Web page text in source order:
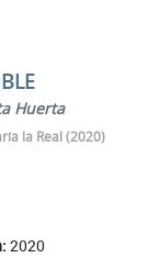
Huerta
la Real (2020)
2020